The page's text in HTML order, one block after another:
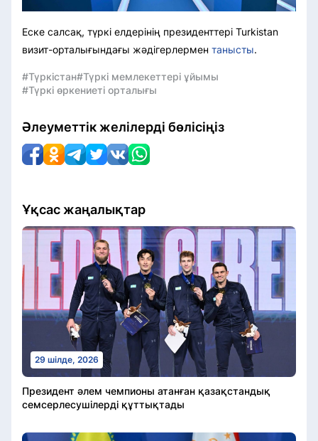
Еске салсақ, түркі елдерінің президенттері Turkistan
визит-орталығындағы жәдігерлермен танысты.
#Түркістан#Түркі мемлекеттері ұйымы
#Түркі өркениеті орталығы
Әлеуметтік желілерді бөлісіңіз
Ұқсас жаңалықтар
29 шілде, 2026
Президент әлем чемпионы атанған қазақстандық
семсерлесушілерді құттықтады